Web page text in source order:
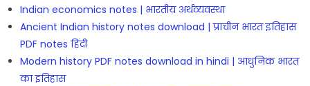
Indian economics notes | भारतीय अर्थव्यवस्था
Ancient Indian history notes download | प्राचीन भारत इतिहास
PDF notes हिंदी
Modern history PDF notes download in hindi | आधुनिक भारत
का इतिहास